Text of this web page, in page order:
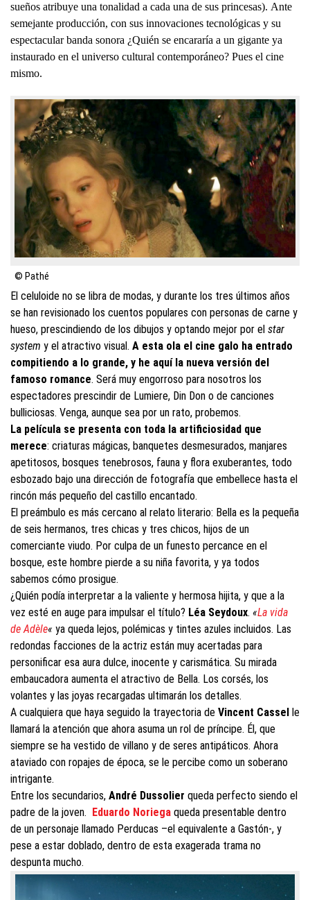
sueños atribuye una tonalidad a cada una de sus princesas). Ante
semejante producción, con sus innovaciones tecnológicas y su
espectacular banda sonora ¿Quién se encararía a un gigante ya
instaurado en el universo cultural contemporáneo? Pues el cine
mismo.
© Pathé
El celuloide no se libra de modas, y durante los tres últimos años
se han revisionado los cuentos populares con personas de carne y
hueso, prescindiendo de los dibujos y optando mejor por el star
system y el atractivo visual. A esta ola el cine galo ha entrado
compitiendo a lo grande, y he aquí la nueva versión del
famoso romance. Será muy engorroso para nosotros los
espectadores prescindir de Lumiere, Din Don o de canciones
bulliciosas. Venga, aunque sea por un rato, probemos.
La película se presenta con toda la artificiosidad que
merece: criaturas mágicas, banquetes desmesurados, manjares
apetitosos, bosques tenebrosos, fauna y flora exuberantes, todo
esbozado bajo una dirección de fotografía que embellece hasta el
rincón más pequeño del castillo encantado.
El preámbulo es más cercano al relato literario: Bella es la pequeña
de seis hermanos, tres chicas y tres chicos, hijos de un
comerciante viudo. Por culpa de un funesto percance en el
bosque, este hombre pierde a su niña favorita, y ya todos
sabemos cómo prosigue.
¿Quién podía interpretar a la valiente y hermosa hijita, y que a la
vez esté en auge para impulsar el título? Léa Seydoux. «La vida
de Adèle« ya queda lejos, polémicas y tintes azules incluidos. Las
redondas facciones de la actriz están muy acertadas para
personificar esa aura dulce, inocente y carismática. Su mirada
embaucadora aumenta el atractivo de Bella. Los corsés, los
volantes y las joyas recargadas ultimarán los detalles.
A cualquiera que haya seguido la trayectoria de Vincent Cassel
le
llamará la atención que ahora asuma un rol de príncipe. Él, que
siempre se ha vestido de villano y de seres antipáticos. Ahora
ataviado con ropajes de época, se le percibe como un soberano
intrigante.
Entre los secundarios, André Dussolier queda perfecto siendo el
padre de la joven.
Eduardo Noriega queda presentable dentro
de un personaje llamado Perducas –el equivalente a Gastón-, y
pese a estar doblado, dentro de esta exagerada trama no
despunta mucho.